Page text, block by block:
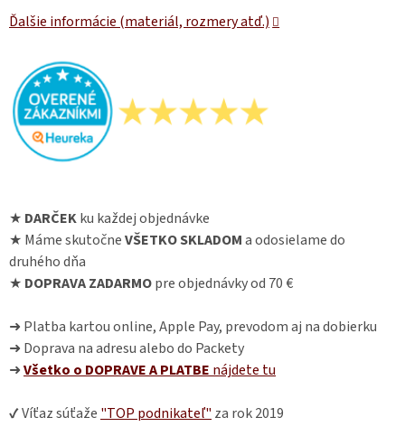
Ďalšie informácie (materiál, rozmery atď.)
★ DARČEKku každej objednávke
★ Máme skutočneVŠETKO SKLADOMa odosielame do
druhého dňa
★ DOPRAVA ZADARMOpre objednávky od 70 €
➜ Platba kartou online, Apple Pay, prevodom aj na dobierku
➜ Doprava na adresu alebo do Packety
➜Všetko o DOPRAVE A PLATBE nájdete tu
✔ Víťaz súťaže "TOP podnikateľ" za rok 2019